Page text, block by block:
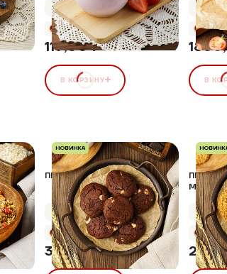
Упаковка 300 г
+5 бонусов
119,00 ₽
В КОРЗИНУ
+93
В
НОВИНКА
ПЕЧЕНЬЕ «ТРИ ШОКОЛАДА»
Упаковка 170 г
+15 бонусов
319,00 ₽
+14